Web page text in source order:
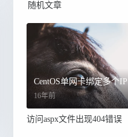
随机文章
CentOS单网卡绑定多个IP
16年前
访问aspx文件出现404错误